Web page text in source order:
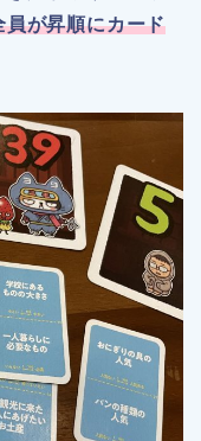
員が昇順にカード